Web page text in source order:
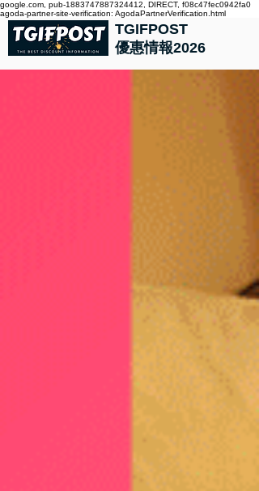
google.com, pub-1883747887324412, DIRECT, f08c47fec0942fa0
agoda-partner-site-verification: AgodaPartnerVerification.html
TGIFPOST
優惠情報2026